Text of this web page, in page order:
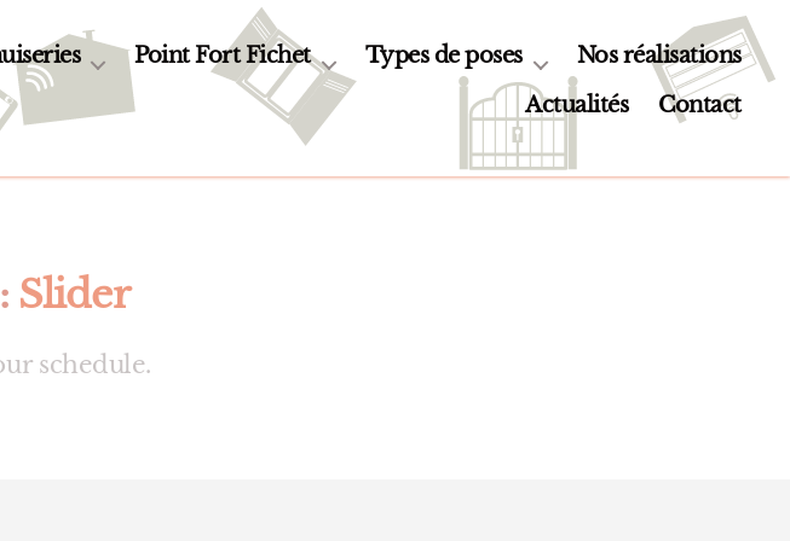
Point Fort Fichet Types de poses
Nos réalisations
Actualités
Contact
Slider
schedule.